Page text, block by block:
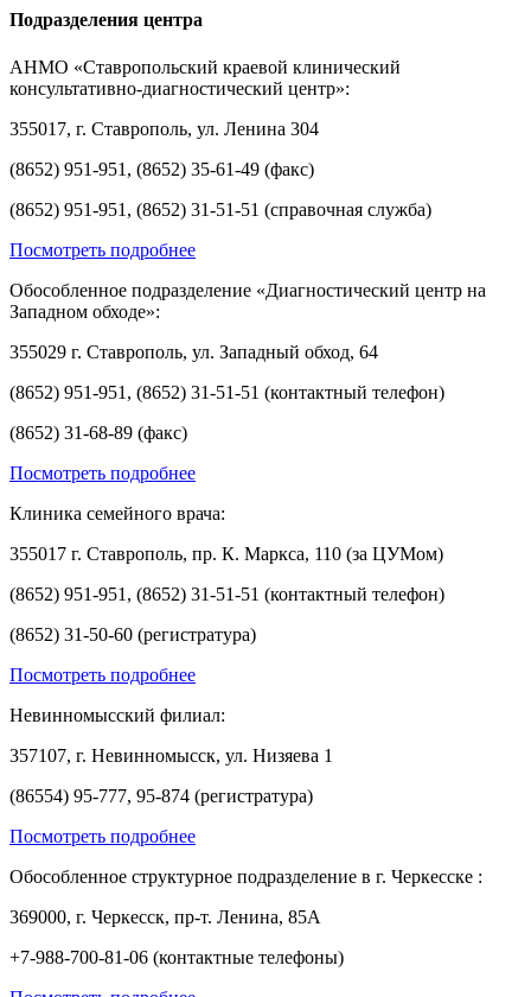
Подразделения центра
АНМО «Ставропольский краевой клинический
консультативно-диагностический центр»:
355017, г. Ставрополь, ул. Ленина 304
(8652) 951-951, (8652) 35-61-49 (факс)
(8652) 951-951, (8652) 31-51-51 (справочная служба)
Посмотреть подробнее
Обособленное подразделение «Диагностический центр на
Западном обходе»:
355029 г. Ставрополь, ул. Западный обход, 64
(8652) 951-951, (8652) 31-51-51 (контактный телефон)
(8652) 31-68-89 (факс)
Посмотреть подробнее
Клиника семейного врача:
355017 г. Ставрополь, пр. К. Маркса, 110 (за ЦУМом)
(8652) 951-951, (8652) 31-51-51 (контактный телефон)
(8652) 31-50-60 (регистратура)
Посмотреть подробнее
Невинномысский филиал:
357107, г. Невинномысск, ул. Низяева 1
(86554) 95-777, 95-874 (регистратура)
Посмотреть подробнее
Обособленное структурное подразделение в г. Черкесске :
369000, г. Черкесск, пр-т. Ленина, 85А
+7-988-700-81-06 (контактные телефоны)